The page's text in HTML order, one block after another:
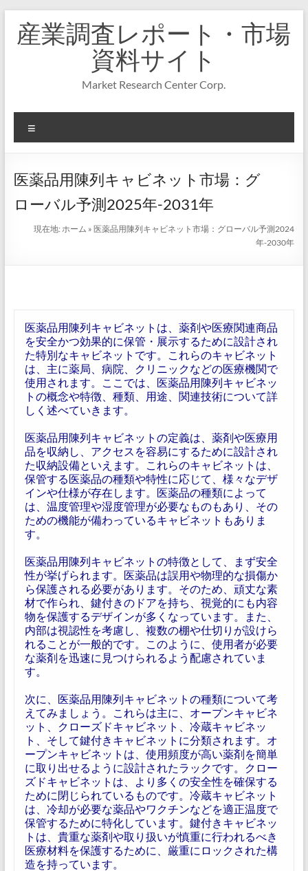
キ
プ
産業調査レポート・市場
資料サイト
Market Research Center Corp.
ニ
ー
医薬品用陳列キャビネット市場：グ
ローバル予測2025年-2031年
現在地:ホーム » 医薬品用陳列キャビネット市場：グローバル予測2024
年-2030年
医薬品用陳列キャビネットは、薬剤や医療関連商品
を安全かつ効果的に保管・展示するために設計され
た特別なキャビネットです。これらのキャビネット
は、主に薬局、病院、クリニックなどの医療機関で
使用されます。ここでは、医薬品用陳列キャビネッ
トの概念や特徴、種類、用途、関連技術について詳
しく述べていきます。
医薬品用陳列キャビネットの定義は、薬剤や医療用
品を収納し、アクセスを容易にするために設計され
た収納設備といえます。これらのキャビネットは、
保管する医薬品の種類や特性に応じて、様々なデザ
インや仕様が存在します。医薬品の種類によって
は、温度管理や湿度管理が必要なものもあり、その
ための機能が備わっているキャビネットもありま
す。
医薬品用陳列キャビネットの特徴として、まず安全
性が挙げられます。医薬品は誤用や物理的な損傷か
ら保護される必要があります。そのため、頑丈な素
材で作られ、鍵付きのドアを持ち、視覚的にも内容
物を保護するデザインが多くなっています。また、
内部は視認性を考慮し、複数の棚や仕切りが設けら
れることが一般的です。このように、使用者が必要
な薬剤を迅速に見つけられるよう配慮されていま
す。
次に、医薬品用陳列キャビネットの種類について考
えてみましょう。これらは主に、オープンキャビネ
ット、クローズドキャビネット、冷蔵キャビネッ
ト、そして鍵付きキャビネットに分類されます。オ
ープンキャビネットは、使用頻度が高い薬剤を簡単
に取り出せるように設計されたラックです。クロー
ズドキャビネットは、より多くの安全性を確保する
ために閉じられているものです。冷蔵キャビネット
は、冷却が必要な薬品やワクチンなどを適正温度で
保管するために特化しています。鍵付きキャビネッ
トは、貴重な薬剤や取り扱いが慎重に行われるべき
医療材料を保護するために、厳重にロックされた構
造を持っています。